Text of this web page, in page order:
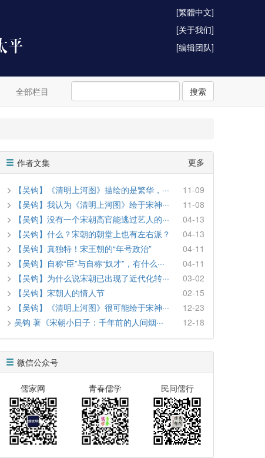
[繁體中文]
[关于我们]
[编辑团队]
全部栏目 搜索
作者文集 更多
【吴钩】《清明上河图》描绘的是繁华，···
11-09
【吴钩】我认为《清明上河图》绘于宋神···
11-08
【吴钩】没有一个宋朝高官能逃过艺人的···
04-13
【吴钩】什么？宋朝的朝堂上也有左右派？
04-13
【吴钩】真独特！宋王朝的“年号政治”
04-11
【吴钩】自称“臣”与自称“奴才”，有什么···
04-11
【吴钩】为什么说宋朝已出现了近代化转···
03-02
【吴钩】宋朝人的情人节
02-15
【吴钩】《清明上河图》很可能绘于宋神···
12-23
吴钩 著《宋朝小日子：千年前的人间烟···
12-18
微信公众号
儒家网 青春儒学 民间儒行